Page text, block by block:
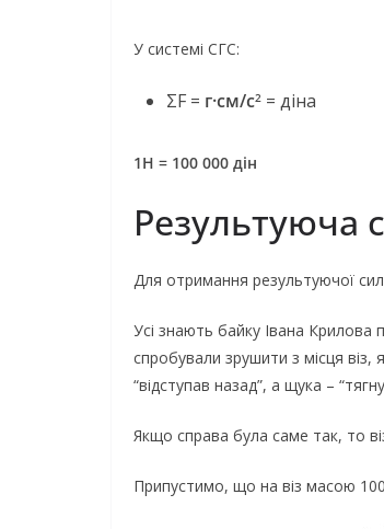
У системі СГС:
ΣF = г·см/с2 = діна
1Н = 100 000 дін
Результуюча
Для отримання результуючої
Усі знають байку Івана Крилова
спробували зрушити з місця віз,
“відступав назад”, а щука –
Якщо справа була саме так, то
Припустимо, що на віз масою